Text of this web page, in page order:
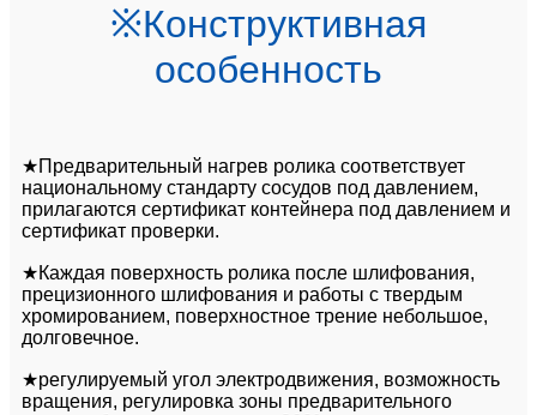
※Конструктивная
особенность
★Предварительный нагрев ролика соответствует
национальному стандарту сосудов под давлением,
прилагаются сертификат контейнера под давлением и
сертификат проверки.
★Каждая поверхность ролика после шлифования,
прецизионного шлифования и работы с твердым
хромированием, поверхностное трение небольшое,
долговечное.
★регулируемый угол электродвижения, возможность
вращения, регулировка зоны предварительного